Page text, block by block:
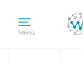
Menü